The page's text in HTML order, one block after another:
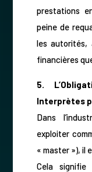
prestations
peine de
les autorités,
financières
5.
Interprètes
Dans
exploiter
« master »), il
Cela